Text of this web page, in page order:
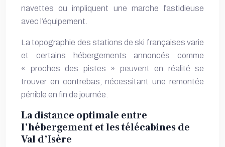
navettes ou impliquent une marche fastidieuse
avec l’équipement.
La topographie des stations de ski françaises varie
et certains hébergements annoncés comme
« proches des pistes » peuvent en réalité se
trouver en contrebas, nécessitant une remontée
pénible en fin de journée.
La distance optimale entre
l’hébergement et les télécabines de
Val d’Isère